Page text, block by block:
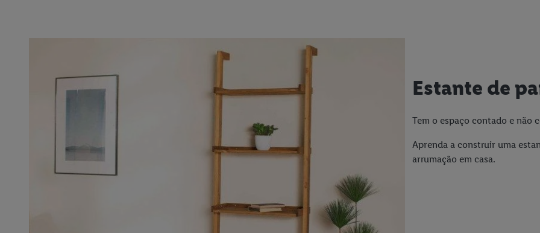
Estante de
Tem o espaço contado e não
Aprenda a construir uma
arrumação em casa.